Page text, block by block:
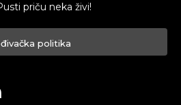
priču neka živi!
politika